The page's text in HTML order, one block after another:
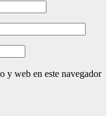
y web en este navegador